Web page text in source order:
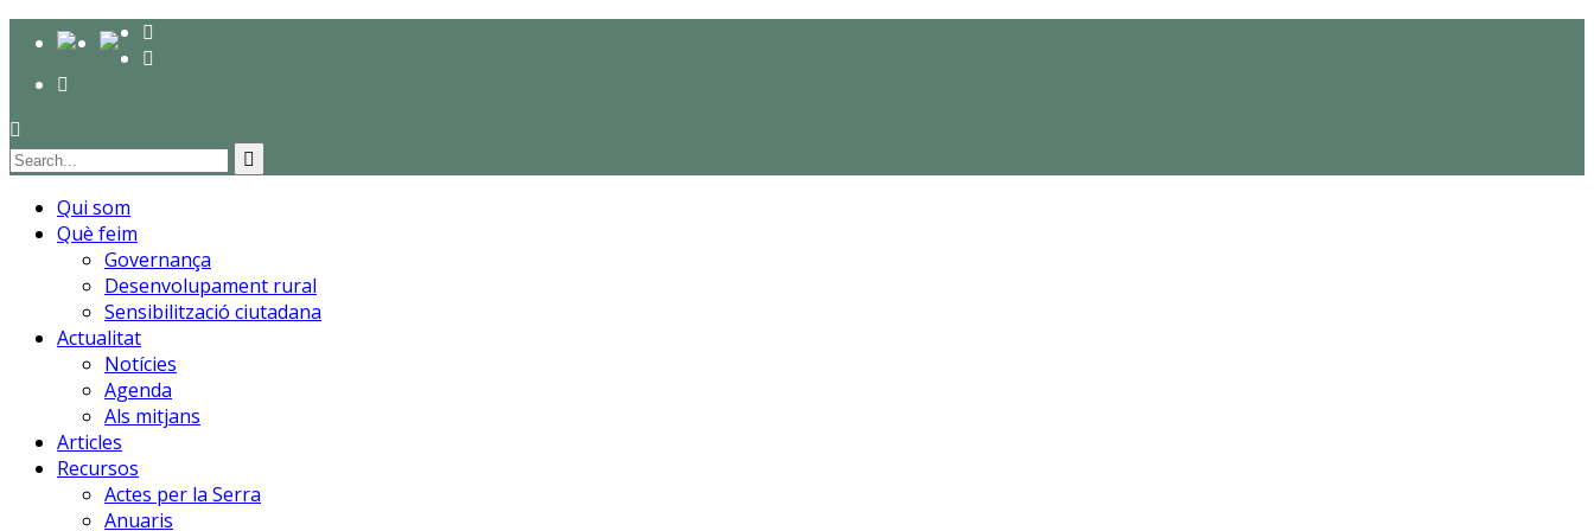
Qui som
Què feim
Governança
Desenvolupament rural
Sensibilització ciutadana
Actualitat
Notícies
Agenda
Als mitjans
Articles
Recursos
Actes per la Serra
Anuaris